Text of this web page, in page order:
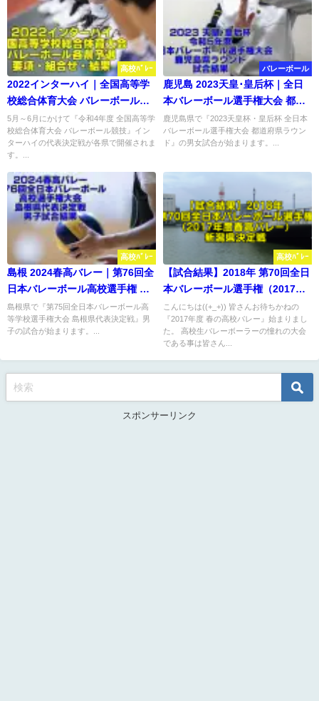
高校ﾊﾞﾚｰ
2022インターハイ｜全国高等学
校総合体育大会 バレーボール各
県予選 要項・組合せ・結果
5月～6月にかけて『令和4年度 全国高等学
校総合体育大会 バレーボール競技』イン
ターハイの代表決定戦が各県で開催されま
す。...
バレーボール
鹿児島 2023天皇･皇后杯｜全日
本バレーボール選手権大会 都道
府県ラウンド 試合結果
鹿児島県で『2023天皇杯・皇后杯 全日本
バレーボール選手権大会 都道府県ラウン
ド』の男女試合が始まります。...
高校ﾊﾞﾚｰ
島根 2024春高バレー｜第76回全
日本バレーボール高校選手権 代
表決定戦 男子結果
島根県で『第75回全日本バレーボール高
等学校選手権大会 島根県代表決定戦』男
子の試合が始まります。...
高校ﾊﾞﾚｰ
【試合結果】2018年 第70回全日
本バレーボール選手権（2017年
度春高バレー）新潟県決定戦
こんにちは((+_+)) 皆さんお待ちかねの
『2017年度 春の高校バレー』始まりまし
た。 高校生バレーボーラーの憧れの大会
である事は皆さん...
スポンサーリンク